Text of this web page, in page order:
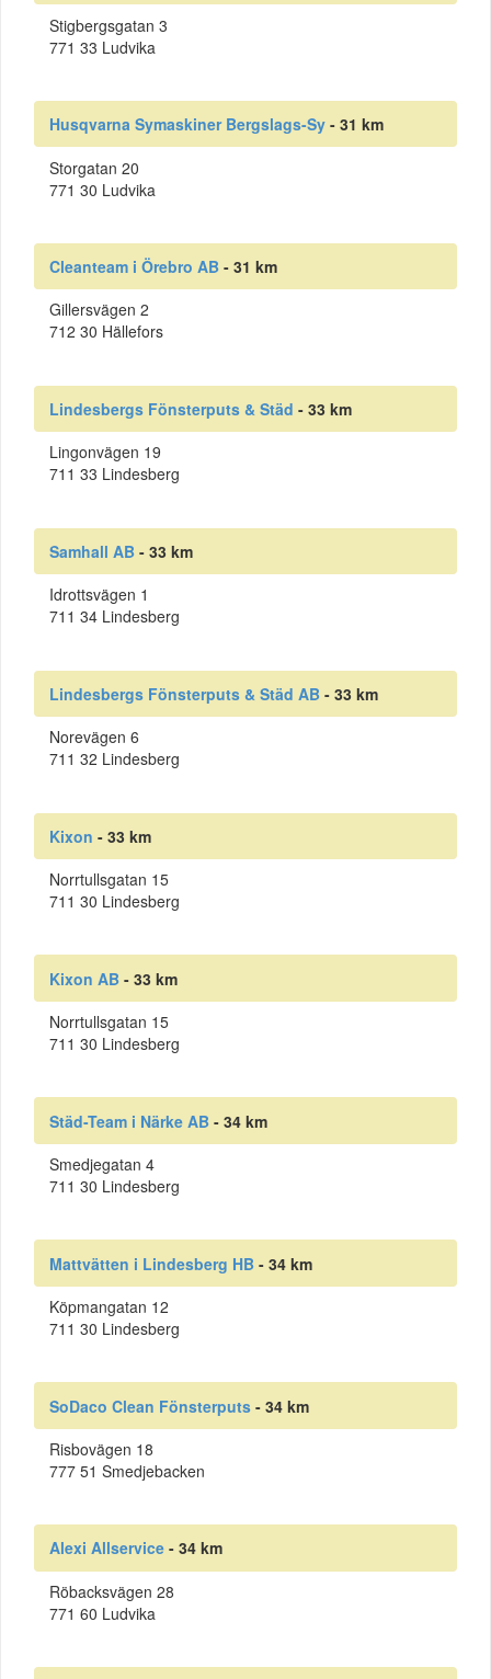
Stigbergsgatan 3
771 33 Ludvika
Husqvarna Symaskiner Bergslags-Sy - 31 km
Storgatan 20
771 30 Ludvika
Cleanteam i Örebro AB - 31 km
Gillersvägen 2
712 30 Hällefors
Lindesbergs Fönsterputs & Städ - 33 km
Lingonvägen 19
711 33 Lindesberg
Samhall AB - 33 km
Idrottsvägen 1
711 34 Lindesberg
Lindesbergs Fönsterputs & Städ AB - 33 km
Norevägen 6
711 32 Lindesberg
Kixon - 33 km
Norrtullsgatan 15
711 30 Lindesberg
Kixon AB - 33 km
Norrtullsgatan 15
711 30 Lindesberg
Städ-Team i Närke AB - 34 km
Smedjegatan 4
711 30 Lindesberg
Mattvätten i Lindesberg HB - 34 km
Köpmangatan 12
711 30 Lindesberg
SoDaco Clean Fönsterputs - 34 km
Risbovägen 18
777 51 Smedjebacken
Alexi Allservice - 34 km
Röbacksvägen 28
771 60 Ludvika